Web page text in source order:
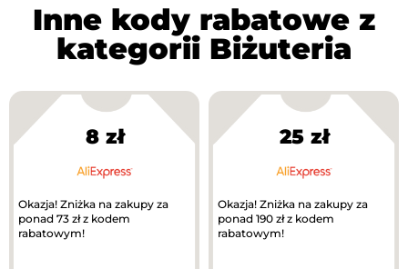
Inne kody rabatowe z
kategorii Biżuteria
8 zł
Okazja! Zniżka na zakupy za
ponad 73 zł z kodem
rabatowym!
25 zł
Okazja! Zniżka na zakupy za
ponad 190 zł z kodem
rabatowym!